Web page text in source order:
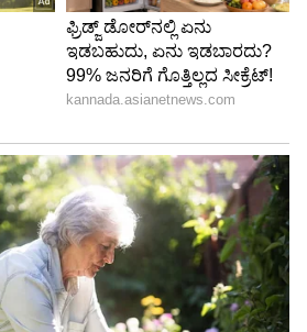
India News) ಮತ್ತು ಜಗತ್ತಿನ
(
Kannada News
ಸುವರ್ಣ ನ್ಯೂಸ್‌ ಫಾಲೋ